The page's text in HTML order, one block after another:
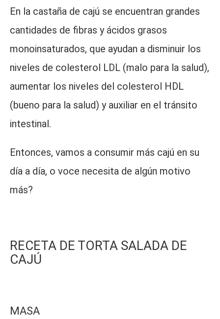
En la castaña de cajú se encuentran grandes
cantidades de fibras y ácidos grasos
monoinsaturados, que ayudan a disminuir los
niveles de colesterol LDL (malo para la salud),
aumentar los niveles del colesterol HDL
(bueno para la salud) y auxiliar en el tránsito
intestinal.
Entonces, vamos a consumir más cajú en su
día a día, o voce necesita de algún motivo
más?
RECETA DE TORTA SALADA DE
CAJÚ
MASA